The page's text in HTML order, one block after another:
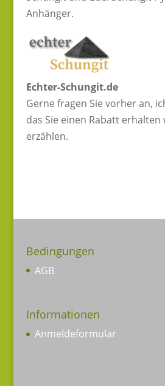
Anhänger.
Echter-Schungit.de
Gerne fragen Sie vorher an,
das Sie einen Rabatt erhalten
erzählen.
Bedingungen
AGB
Informationen
Anmeldeformular